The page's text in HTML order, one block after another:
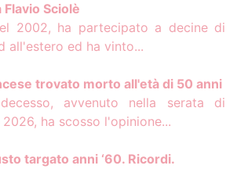
Sciolè
2002, ha partecipato a decine di
all'estero ed ha vinto...
trovato morto all'età di 50 anni
avvenuto nella serata di
ha scosso l'opinione...
targato anni ‘60. Ricordi.